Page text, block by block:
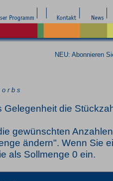
NEU: Abonnieren
r b s
Gelegenheit die
gewünschten
ändern". Wenn Sie
als Sollmenge 0 ein.